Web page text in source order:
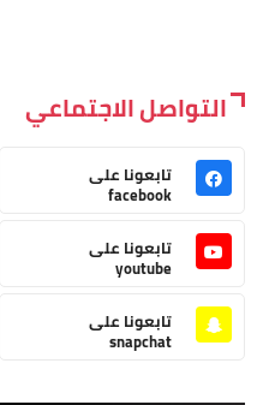
التواصل الاجتماعي
تابعونا على
facebook
تابعونا على
youtube
تابعونا على
snapchat